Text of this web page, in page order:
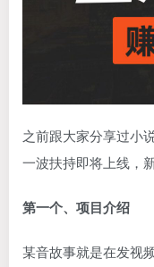
之前跟大家分享过小
一波扶持即将上线，
第一个、项目介绍
某音故事就是在发视